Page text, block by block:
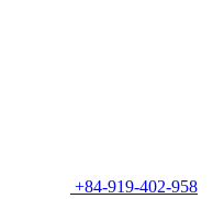
+84-919-402-958